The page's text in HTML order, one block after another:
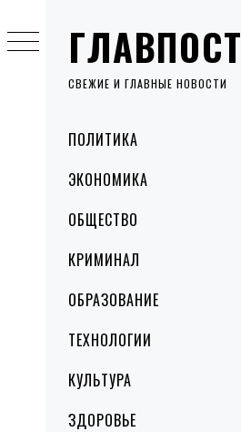
ГЛАВПОСТ
СВЕЖИЕ И ГЛАВНЫЕ НОВОСТИ
MenuПОЛИТИКА
ЭКОНОМИКА
ОБЩЕСТВО
КРИМИНАЛ
ОБРАЗОВАНИЕ
ТЕХНОЛОГИИ
КУЛЬТУРА
ЗДОРОВЬЕ
to
content